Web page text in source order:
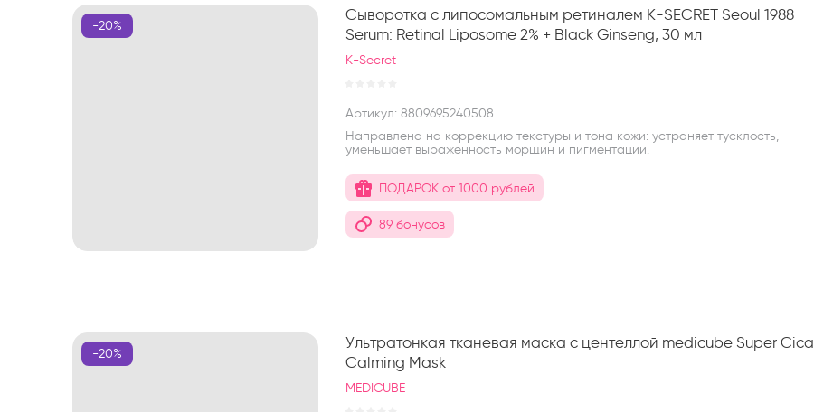
-20%
Сыворотка с липосомальным ретиналем K-SECRET Seoul 1988
Serum: Retinal Liposome 2% + Black Ginseng, 30 мл
K-Secret
Артикул: 8809695240508
Направлена на коррекцию текстуры и тона кожи: устраняет тусклость,
уменьшает выраженность морщин и пигментации.
ПОДАРОК от 1000 рублей
89 бонусов
-20%
Ультратонкая тканевая маска с центеллой medicube Super Cica
Calming Mask
MEDICUBE